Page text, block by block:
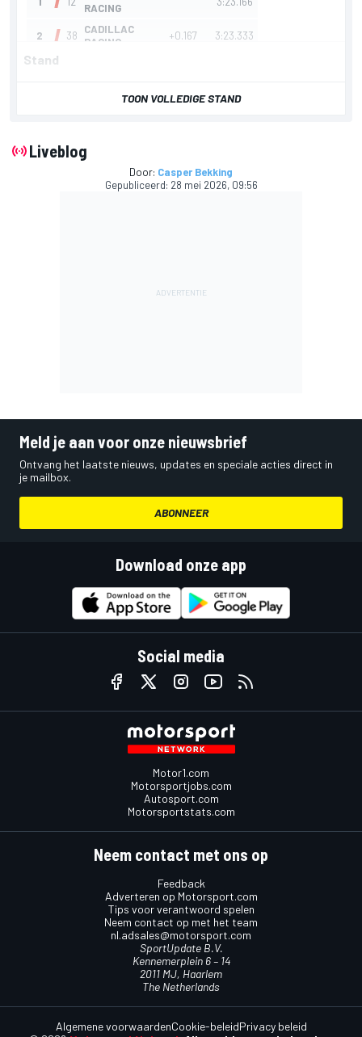
Stand
TOON VOLLEDIGE STAND
Liveblog
Door: Casper Bekking
Gepubliceerd: 28 mei 2026, 09:56
Meld je aan voor onze nieuwsbrief
Ontvang het laatste nieuws, updates en speciale acties direct in
je mailbox.
ABONNEER
Download onze app
Social media
Motor1.com
Motorsportjobs.com
Autosport.com
Motorsportstats.com
Neem contact met ons op
Feedback
Adverteren op Motorsport.com
Tips voor verantwoord spelen
Neem contact op met het team
nl.adsales@motorsport.com
SportUpdate B.V.
Kennemerplein 6 – 14
2011 MJ, Haarlem
The Netherlands
Algemene voorwaardenCookie-beleidPrivacy beleid